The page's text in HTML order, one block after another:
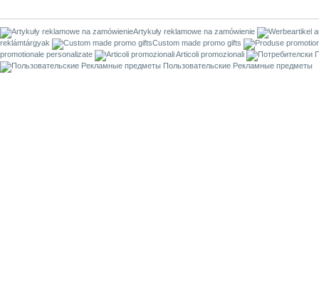
Artykuły reklamowe na zamówienie
reklámtárgyak
Custom made promo gifts
promotionale personalizate
Articoli promozionali
Пользовательские Рекламные предметы